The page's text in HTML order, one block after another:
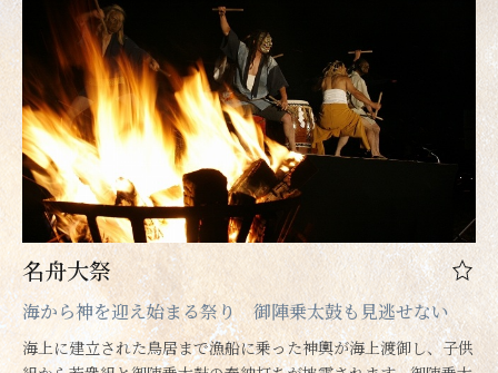
名舟大祭
海から神を迎え始まる祭り 御陣乗太鼓も見逃せない
海上に建立された鳥居まで漁船に乗った神輿が海上渡御し、子供